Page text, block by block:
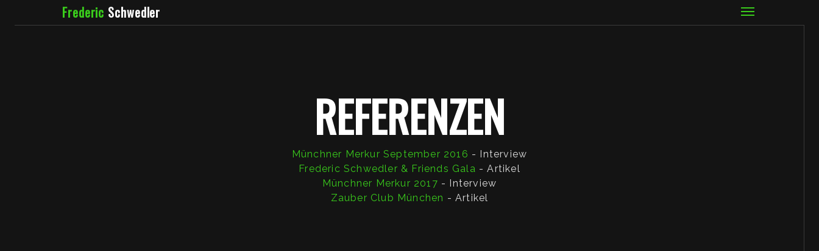
Frederic Schwedler
REFERENZEN
Münchner Merkur September 2016 - Interview
Frederic Schwedler & Friends Gala - Artikel
Münchner Merkur 2017 - Interview
Zauber Club München - Artikel